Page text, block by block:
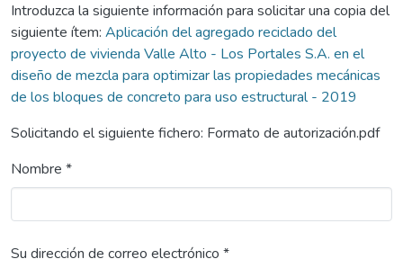
Introduzca la siguiente información para solicitar una copia del
siguiente ítem: Aplicación del agregado reciclado del
proyecto de vivienda Valle Alto - Los Portales S.A. en el
diseño de mezcla para optimizar las propiedades mecánicas
de los bloques de concreto para uso estructural - 2019
Solicitando el siguiente fichero: Formato de autorización.pdf
Nombre *
Su dirección de correo electrónico *